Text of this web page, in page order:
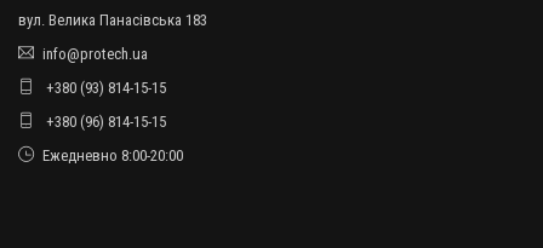
вул. Велика Панасівська 183
info@protech.ua
+380 (93) 814-15-15
+380 (96) 814-15-15
Ежедневно 8:00-20:00